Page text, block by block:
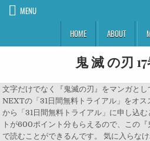
MENU
HOME
ABOUT
鬼 滅 の刃
文字だけでなく『鬼滅の刃』をマンガと
NEXTの「31日間無料トライアル」をオス
から「31日間無料トライアル」に申し込
トが600ポイント分もらえるので、この
で読むことができるんです。 気に入らな